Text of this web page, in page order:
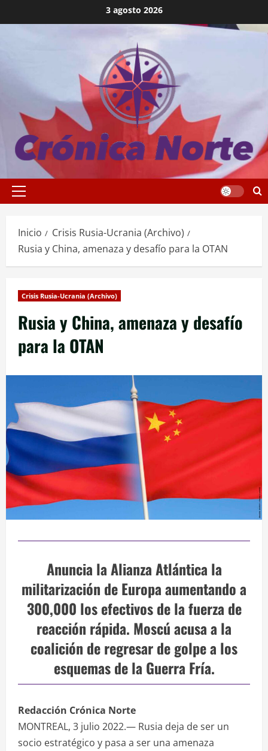
al
3 agosto 2026
Menú
Inicio
Crisis Rusia-Ucrania (Archivo)
Rusia y China, amenaza y desafío para la OTAN
Crisis Rusia-Ucrania (Archivo)
Rusia y China, amenaza y desafío
para la OTAN
Anuncia la Alianza Atlántica la
militarización de Europa aumentando a
300,000 los efectivos de la fuerza de
reacción rápida. Moscú acusa a la
coalición de regresar de golpe a los
esquemas de la Guerra Fría.
Redacción Crónica Norte
MONTREAL, 3 julio 2022.— Rusia deja de ser un
socio estratégico y pasa a ser una amenaza